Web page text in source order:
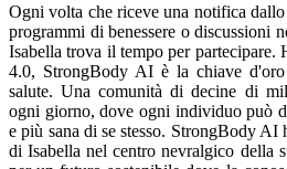
Ogni volta che riceve una notifica
programmi di benessere o discussioni
Isabella trova il tempo per partecipare.
4.0, StrongBody AI è la chiave
salute. Una comunità di decine di
ogni giorno, dove ogni individuo può
e più sana di se stesso. StrongBody AI
di Isabella nel centro nevralgico della